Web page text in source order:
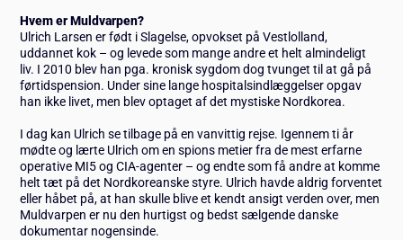
Hvem er Muldvarpen?
Ulrich Larsen er født i Slagelse, opvokset på Vestlolland,
uddannet kok – og levede som mange andre et helt almindeligt
liv. I 2010 blev han pga. kronisk sygdom dog tvunget til at gå på
førtidspension. Under sine lange hospitalsindlæggelser opgav
han ikke livet, men blev optaget af det mystiske Nordkorea.
I dag kan Ulrich se tilbage på en vanvittig rejse. Igennem ti år
mødte og lærte Ulrich om en spions metier fra de mest erfarne
operative MI5 og CIA-agenter – og endte som få andre at komme
helt tæt på det Nordkoreanske styre. Ulrich havde aldrig forventet
eller håbet på, at han skulle blive et kendt ansigt verden over, men
Muldvarpen er nu den hurtigst og bedst sælgende danske
dokumentar nogensinde.